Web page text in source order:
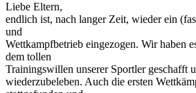
Liebe Eltern,
endlich ist, nach langer Zeit, wieder ein
und
Wettkampfbetrieb eingezogen. Wir haben
dem tollen
Trainingswillen unserer Sportler geschafft
wiederzubeleben. Auch die ersten